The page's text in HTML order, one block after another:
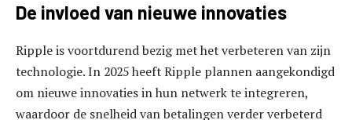
De invloed van nieuwe innovaties
Ripple is voortdurend bezig met het verbeteren van zijn
technologie. In 2025 heeft Ripple plannen aangekondigd
om nieuwe innovaties in hun netwerk te integreren,
waardoor de snelheid van betalingen verder verbeterd